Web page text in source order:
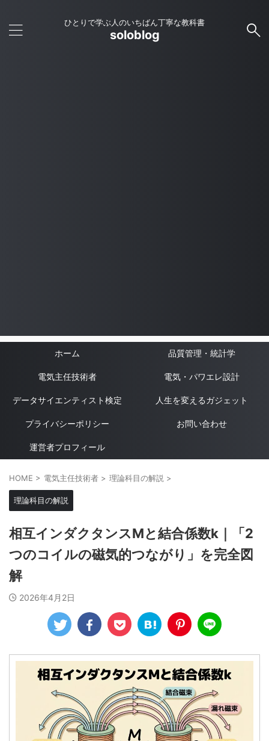
ひとりで学ぶ人のいちばん丁寧な教科書
soloblog
ホーム 品質管理・統計学
電気主任技術者 電気・パワエレ設計
データサイエンティスト検定 人生を変えるガジェット
プライバシーポリシー お問い合わせ
運営者プロフィール
HOME > 電気主任技術者 > 理論科目の解説 >
理論科目の解説
相互インダクタンスMと結合係数k｜「2
つのコイルの磁気的つながり」を完全図
解
2026年4月2日